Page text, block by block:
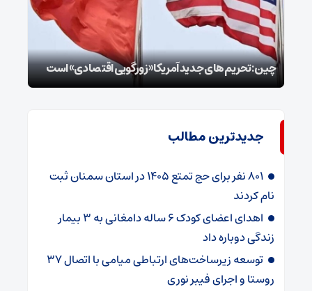
چین: تحریم‌های جدید آمریکا «زورگویی اقتصادی» است
جدیدترین مطالب
۸۰۱ نفر برای حج تمتع ۱۴۰۵ در استان سمنان ثبت
نام کردند
اهدای اعضای کودک ۶ ساله دامغانی به ۳ بیمار
زندگی دوباره داد
توسعه زیرساخت‌های ارتباطی میامی با اتصال ۳۷
روستا و اجرای فیبر نوری